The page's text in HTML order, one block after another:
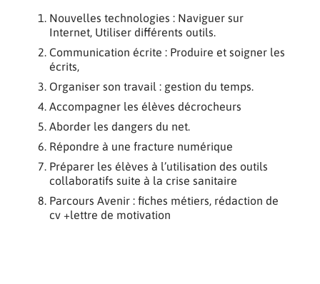
Nouvelles technologies : Naviguer sur
Internet, Utiliser différents outils.
Communication écrite : Produire et soigner les
écrits,
Organiser son travail : gestion du temps.
Accompagner les élèves décrocheurs
Aborder les dangers du net.
Répondre à une fracture numérique
Préparer les élèves à l’utilisation des outils
collaboratifs suite à la crise sanitaire
Parcours Avenir : fiches métiers, rédaction de
cv +lettre de motivation